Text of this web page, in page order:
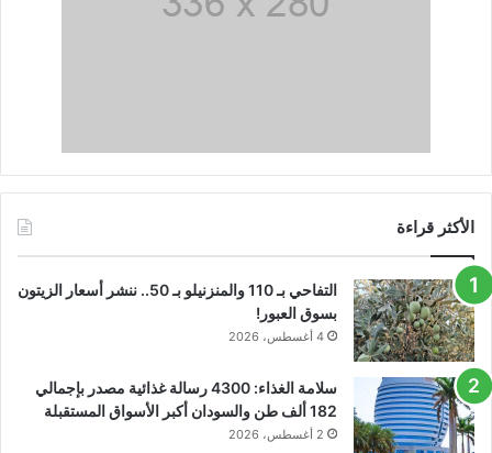
الأكثر قراءة
التفاحي بـ 110 والمنزنيلو بـ 50.. ننشر أسعار الزيتون
بسوق العبور!
4 أغسطس، 2026
سلامة الغذاء: 4300 رسالة غذائية مصدر بإجمالي
182 ألف طن والسودان أكبر الأسواق المستقبلة
2 أغسطس، 2026